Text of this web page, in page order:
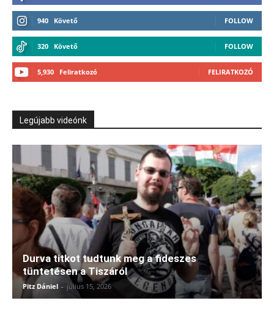
940 Követő FOLLOW
320 Követő FOLLOW
5,930 Feliratkozó FELIRATKOZÓ
Legújabb videónk
Durva titkot tudtunk meg a fideszes
tüntetésen a Tiszáról
Pitz Dániel - július 15, 2026